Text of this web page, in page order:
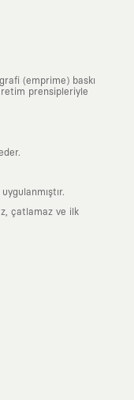
(emprime) baskı
prensipleriyle
çatlamaz ve ilk